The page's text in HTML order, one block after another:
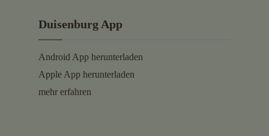
Duisenburg App
Android App herunterladen
Apple App herunterladen
mehr erfahren